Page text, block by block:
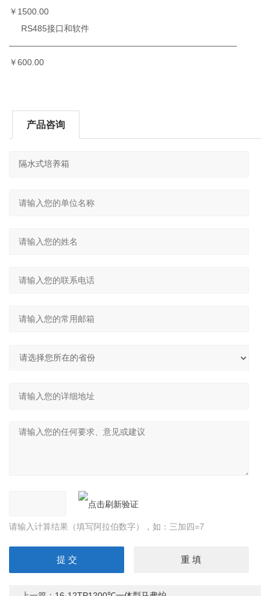
￥1500.00
RS485接口和软件
———————————————————————————
￥600.00
产品咨询
请输入计算结果（填写阿拉伯数字），如：三加四=7